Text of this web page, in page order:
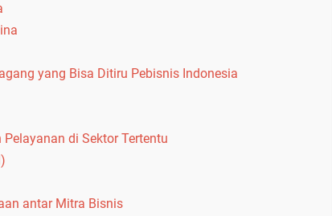
yang Bisa Ditiru Pebisnis Indonesia
di Sektor Tertentu
antar Mitra Bisnis